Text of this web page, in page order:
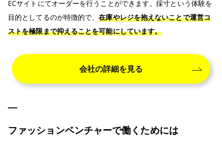
ECサイトにてオーダーを行うことができます。採寸という体験を
目的としてるのが特徴的で、在庫やレジを抱えないことで運営コ
ストを極限まで抑えることを可能にしています。
会社の詳細を見る
ファッションベンチャーで働くためには